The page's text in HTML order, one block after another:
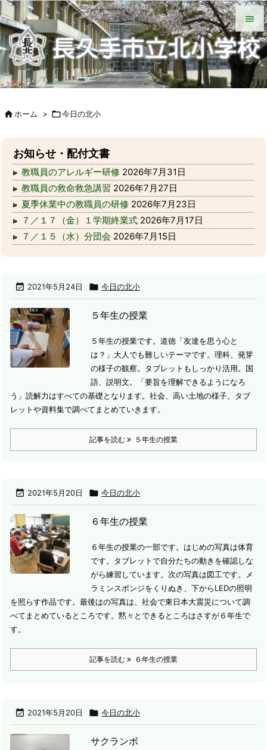


メニュ

サイド


検索
HOME 北小について 今日の北小 緊急時の対応
各種説明会
ＰＴＡ手帳（Web版）
ＰＴＡの窓
いじめ防止基本方針
学校からの配付物（学年別）
タブレット端末wifi接続手段
ホーム > 今日の北小
お知らせ・配付文書
教職員のアレルギー研修 2026年7月31日
教職員の救命救急講習 2026年7月27日
夏季休業中の教職員の研修 2026年7月23日
７／１７（金）１学期終業式 2026年7月17日
７／１５（水）分団会 2026年7月15日
 2021年5月24日  今日の北小
５年生の授業
５年生の授業です。 道徳「友達を思う心と
は？」大人でも難しいテーマです。 理科、発芽
の様子の観察。タブレットもしっかり活用。 国
語、説明文。「要旨を理解できるようになろ
う」読解力はすべての基礎となります。 社会、高い土地の様子。タブ
レットや資料集で調べてまとめていきます。
記事を読む ５年生の授業
 2021年5月20日  今日の北小
６年生の授業
６年生の授業の一部です。 はじめの写真は体育
です。タブレットで自分たちの動きを確認しな
がら練習しています。 次の写真は図工です。メ
ラミンスポンジをくりぬき、下からLEDの照明
を照らす作品です。 最後はの写真は、社会で東日本大震災について調
べてまとめているところです。黙々とできるところはさすが６年生で
す。
記事を読む ６年生の授業
 2021年5月20日  今日の北小
サクランボ